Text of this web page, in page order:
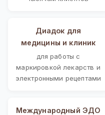
Диадок для
медицины и клиник
для работы с
маркировкой лекарств и
электронными рецептами
Международный ЭДО